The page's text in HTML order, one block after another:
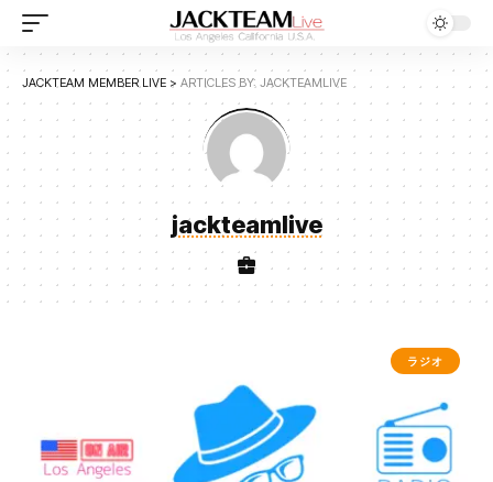
JACKTEAM MEMBER LIVE > ARTICLES BY: JACKTEAMLIVE
jackteamlive
ラジオ